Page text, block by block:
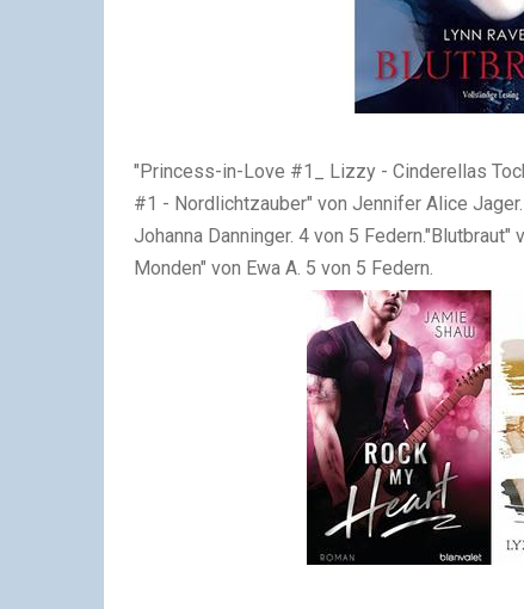
"Princess-in-Love #1_ Lizzy - Cinderellas
#1 - Nordlichtzauber" von Jennifer Alice
Johanna Danninger. 4 von 5 Federn."Blutbraut"
Monden" von Ewa A. 5 von 5 Federn.